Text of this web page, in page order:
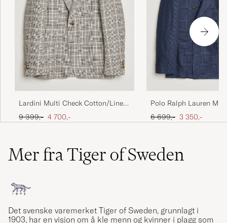
Lardini Multi Check Cotton/Linen
Blazer Beige
Ordinær pris
9 399,- Nedsatt pris
4 700,-
Polo Ralph Lauren
DB Blazer Spring Navy
Ordinær pris
6 699,- Nedsatt pris
3 350,-
Mer fra Tiger of Sweden
Det svenske varemerket Tiger of Sweden, grunnlagt i
1903, har en visjon om å kle menn og kvinner i plagg som